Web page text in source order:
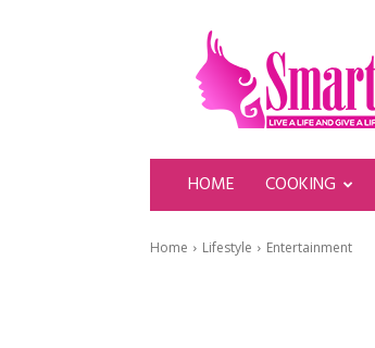
SmartLady
HOME COOKING
Home Lifestyle Entertainment